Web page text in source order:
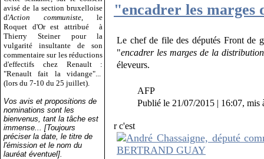
avisé de la section bruxelloise
d'Action communiste , le
Roquet d'Or est attribué
à
Thierry Steiner pour la
vulgarité insultante de son
commentaire sur les réductions
d'effectifs chez Renault :
"Renault fait la vidange"...
(lors du 7-10 du 25 juillet).
Vos avis et propositions de
nominations sont les
bienvenus, tant la tâche est
immense... [Toujours
préciser la date, le titre de
l'émission et le nom du
lauréat éventuel].
"encadrer les
Le chef de file des députés Front de
"encadrer les marges de la distribution
éleveurs.
AFP
Publié le 21/07/2015 | 16:07, mis
r c'est